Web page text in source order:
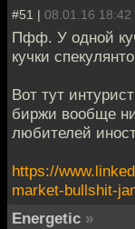
#51 | 08.01.16 18:42
Пфф. У одной
кучки
Вот тут
биржи вообще
любителей
https://
market-bullshit-
Energetic »